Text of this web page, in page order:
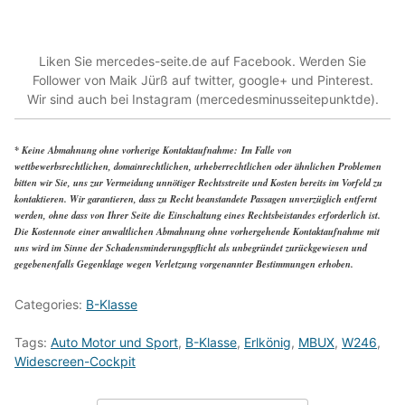
Liken Sie mercedes-seite.de auf Facebook. Werden Sie
Follower von Maik Jürß auf twitter, google+ und Pinterest.
Wir sind auch bei Instagram (mercedesminusseitepunktde).
* Keine Abmahnung ohne vorherige Kontaktaufnahme: Im Falle von
wettbewerbsrechtlichen, domainrechtlichen, urheberrechtlichen oder ähnlichen Problemen
bitten wir Sie, uns zur Vermeidung unnötiger Rechtsstreite und Kosten bereits im Vorfeld zu
kontaktieren. Wir garantieren, dass zu Recht beanstandete Passagen unverzüglich entfernt
werden, ohne dass von Ihrer Seite die Einschaltung eines Rechtsbeistandes erforderlich ist.
Die Kostennote einer anwaltlichen Abmahnung ohne vorhergehende Kontaktaufnahme mit
uns wird im Sinne der Schadensminderungspflicht als unbegründet zurückgewiesen und
gegebenenfalls Gegenklage wegen Verletzung vorgenannter Bestimmungen erhoben.
Categories: B-Klasse
Tags: Auto Motor und Sport, B-Klasse, Erlkönig, MBUX, W246,
Widescreen-Cockpit